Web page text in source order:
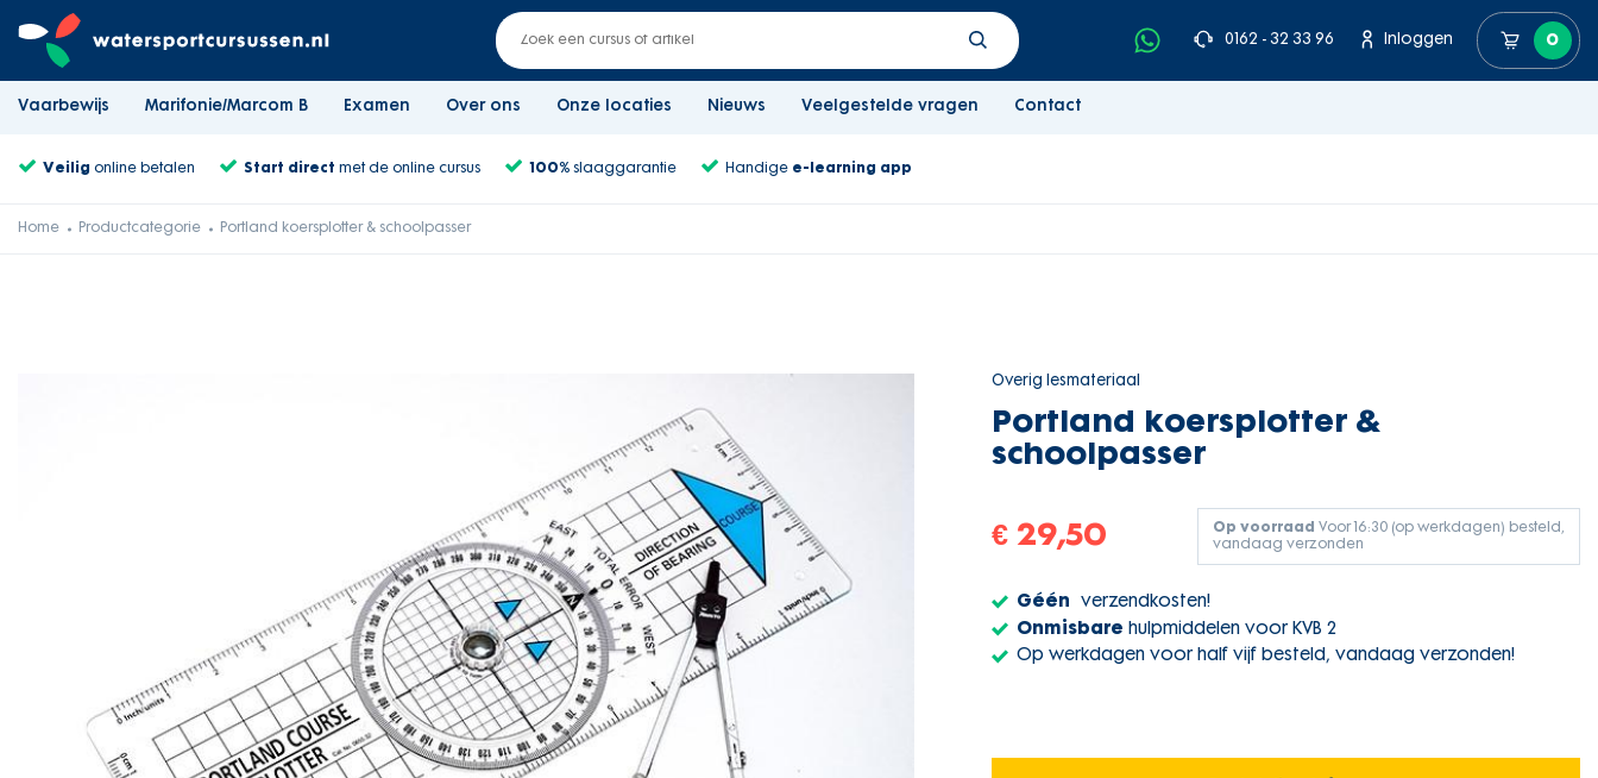
0162 - 32 33 96 Inloggen 0
Vaarbewijs Marifonie/Marcom B Examen Over ons Onze locaties Nieuws Veelgestelde vragen Contact
Veilig online betalen Start direct met de online cursus 100% slaaggarantie Handige e-learning app
Home Productcategorie Portland koersplotter & schoolpasser
Overig lesmateriaal
Portland koersplotter &
schoolpasser
€ 29,50 Op voorraad Voor 16:30 (op werkdagen) besteld,
vandaag verzonden
Géén verzendkosten!
Onmisbare hulpmiddelen voor KVB 2
Op werkdagen voor half vijf besteld, vandaag verzonden!